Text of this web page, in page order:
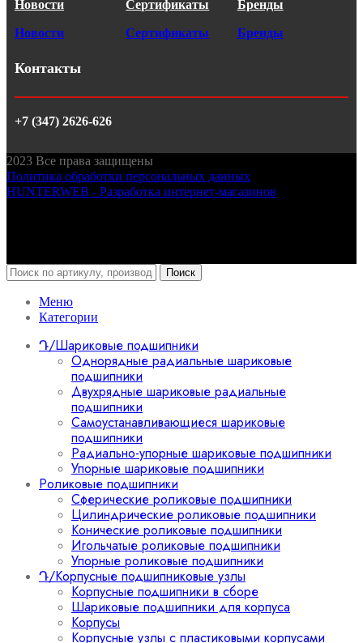
Новости Сертификаты Бренды
Новости Сертификаты Бренды
Контакты
+7 (347) 2626-626
2023 Все права защищены
Политика обработки персональных данных
HUNTERWEB - Разработка интернет-магазинов
Поиск
Меню
Категории
Դ/Шариковые подшипники
Однорядные радиальные шариковые
подшипники
Двухрядные шариковые радиальные
подшипники
Самоустанавливающиеся шариковые
подшипники
Радиально-упорные шариковые подшипники
Упорные шариковые подшипники
Роликовые подшипники
Сферические роликовые подшипники
Цилиндрические роликовые подшипники
Конические роликовые подшипники
Игольчатые роликовые подшипники
Упорные роликовые подшипники
Դ/Корпусные подшипниковые узлы
Корпусные подшипники в сборе
Шариковые подшипники для корпуса
Корпусы
Корпусные узлы с пластиковыми корпусами